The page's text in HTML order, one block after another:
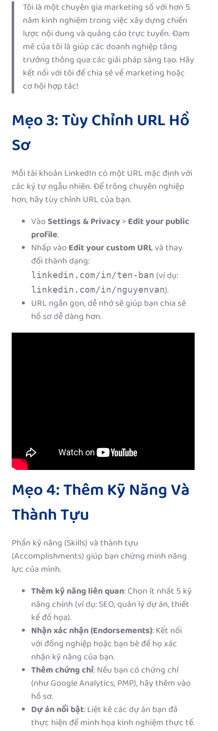
Tôi là một chuyên gia marketing số với hơn 5
năm kinh nghiệm trong việc xây dựng chiến
lược nội dung và quảng cáo trực tuyến. Đam
mê của tôi là giúp các doanh nghiệp tăng
trưởng thông qua các giải pháp sáng tạo. Hãy
kết nối với tôi để chia sẻ về marketing hoặc
cơ hội hợp tác!
Mẹo 3: Tùy Chỉnh URL Hồ
Sơ
Mỗi tài khoản LinkedIn có một URL mặc định với
các ký tự ngẫu nhiên. Để trông chuyên nghiệp
hơn, hãy tùy chỉnh URL của bạn.
Vào Settings & Privacy>Edit your public
profile.
Nhấp vào Edit your custom URLvà thay
đổi thành dạng:
linkedin.com/in/ten-ban (ví dụ:
linkedin.com/in/nguyenvan).
URL ngắn gọn, dễ nhớ sẽ giúp bạn chia sẻ
hồ sơ dễ dàng hơn.
Mẹo 4: Thêm Kỹ Năng Và
Thành Tựu
Phần kỹ năng (Skills) và thành tựu
(Accomplishments) giúp bạn chứng minh năng
lực của mình.
Thêm kỹ năng liên quan: Chọn ít nhất 5 kỹ
năng chính (ví dụ: SEO, quản lý dự án, thiết
kế đồ họa).
Nhận xác nhận (Endorsements): Kết nối
với đồng nghiệp hoặc bạn bè để họ xác
nhận kỹ năng của bạn.
Thêm chứng chỉ: Nếu bạn có chứng chỉ
(như Google Analytics, PMP), hãy thêm vào
hồ sơ.
Dự án nổi bật: Liệt kê các dự án bạn đã
thực hiện để minh họa kinh nghiệm thực tế.